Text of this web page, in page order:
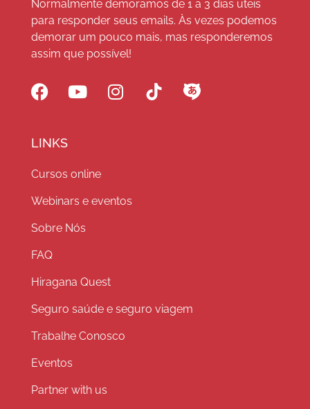
Normalmente demoramos de 1 a 3 dias uteis
para responder seus emails. Às vezes podemos
demorar um pouco mais, mas responderemos
assim que possível!
LINKS
Cursos online
Webinars e eventos
Sobre Nós
FAQ
Hiragana Quest
Seguro saúde e seguro viagem
Trabalhe Conosco
Eventos
Partner with us